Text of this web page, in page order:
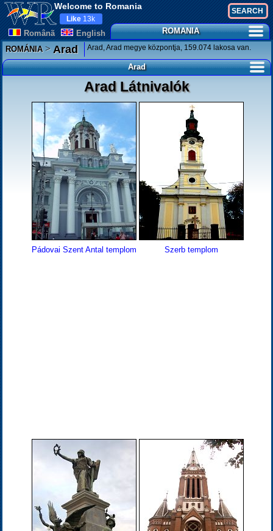
Welcome to Romania
Românã English
Like 13k
ROMANIA
ROMÁNIA>Arad Arad, Arad megye központja, 159.074 lakosa van.
Arad
Arad Látnivalók
Pádovai Szent Antal templom Szerb templom